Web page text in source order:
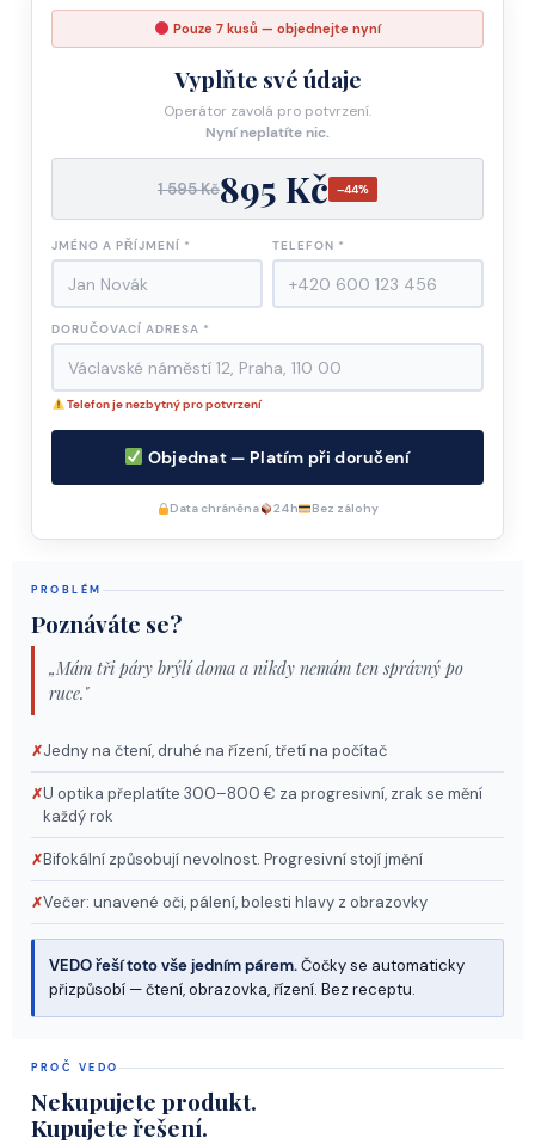
Pouze 7kusů — objednejte nyní
Vyplňte své údaje
Operátor zavolá pro potvrzení.
Nyní neplatíte nic.
1 595 Kč895 Kč –44%
JMÉNO A PŘÍJMENÍ * TELEFON *
DORUČOVACÍ ADRESA *
Telefon je nezbytný pro potvrzení
Objednat — Platím při doručení
Data chráněna 24h Bez zálohy
PROBLÉM
Poznáváte se?
„Mám tři páry brýlí doma a nikdy nemám ten správný po
ruce."
✗Jedny na čtení, druhé na řízení, třetí na počítač
✗U optika přeplatíte 300–800 € za progresivní, zrak se mění
každý rok
✗Bifokální způsobují nevolnost. Progresivní stojí jmění
✗Večer: unavené oči, pálení, bolesti hlavy z obrazovky
VEDO řeší toto vše jedním párem.Čočky se automaticky
přizpůsobí — čtení, obrazovka, řízení. Bez receptu.
PROČ VEDO
Nekupujete produkt.
Kupujete řešení.